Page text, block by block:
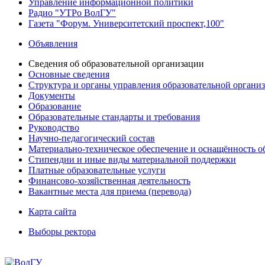
Управление информационной политики
Радио "УТРо ВолГУ"
Газета "Форум. Университетский проспект,100"
Объявления
Сведения об образовательной организации
Основные сведения
Структура и органы управления образовательной
Документы
Образование
Образовательные стандарты и требования
Руководство
Научно-педагогический состав
Материально-техническое обеспечение и оснащённость
Стипендии и иные виды материальной поддержки
Платные образовательные услуги
Финансово-хозяйственная деятельность
Вакантные места для приема (перевода)
Карта сайта
Выборы ректора